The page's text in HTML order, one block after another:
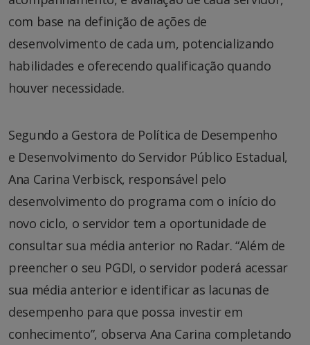
com base na definição de ações de
desenvolvimento de cada um, potencializando
habilidades e oferecendo qualificação quando
houver necessidade.
Segundo a Gestora de Política de Desempenho
e Desenvolvimento do Servidor Público Estadual,
Ana Carina Verbisck, responsável pelo
desenvolvimento do programa com o início do
novo ciclo, o servidor tem a oportunidade de
consultar sua média anterior no Radar. “Além de
preencher o seu PGDI, o servidor poderá acessar
sua média anterior e identificar as lacunas de
desempenho para que possa investir em
conhecimento”, observa Ana Carina completando